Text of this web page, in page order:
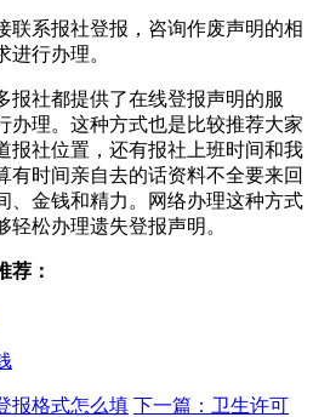
联系报社登报，咨询作废声明的相
行办理。
报社都提供了在线登报声明的服
办理。这种方式也是比较推荐大家
报社位置，还有报社上班时间和我
有时间亲自去的话资料不全要来回
、金钱和精力。网络办理这种方式
松办理遗失登报声明。
荐：
报格式怎么填 下一篇：卫生许可